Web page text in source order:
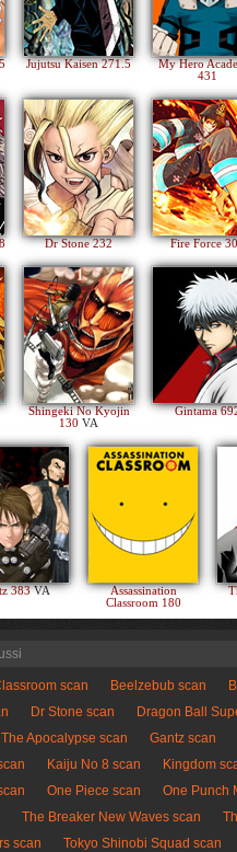
Jujutsu Kaisen 271.5
My Hero
431
Dr Stone 232 Fire Force
Shingeki No Kyojin
130 VA
Gintama
383VA
Assassination
Classroom 180
scan Beelzebub scan
Dr Stone scan Dragon Ball
Apocalypse scan
Gantz scan
Kaiju No 8 scan Kingdom
One Piece scan One Punch
The Breaker New Waves scan
scan
Tokyo Shinobi Squad scan